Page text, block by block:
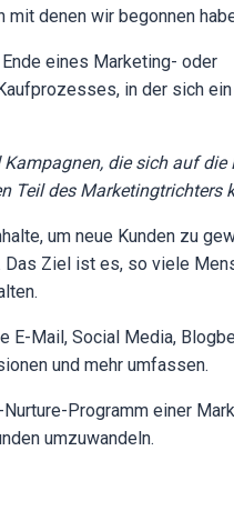
denen wir begonnen
eines Marketing- oder
in der sich
die sich auf die
Teil des Marketingtrichters
um neue Kunden zu
Das Ziel ist es, so viele
Mail, Social Media,
und mehr umfassen.
Programm einer
umzuwandeln.